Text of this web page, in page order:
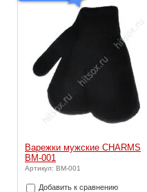
Варежки мужские CHARMS
ВМ-001
Артикул: ВМ-001
Добавить к сравнению